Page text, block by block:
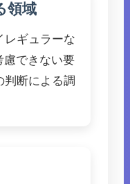
領域
レギュラーな
慮できない要
判断による調